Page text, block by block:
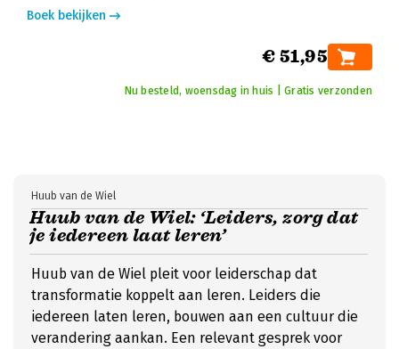
Boek bekijken
€ 51,95
Nu besteld, woensdag in huis | Gratis verzonden
Huub van de Wiel: ‘Leiders, zorg dat
je iedereen laat leren’
Huub van de Wiel
Huub van de Wiel pleit voor leiderschap dat
transformatie koppelt aan leren. Leiders die
iedereen laten leren, bouwen aan een cultuur die
verandering aankan. Een relevant gesprek voor